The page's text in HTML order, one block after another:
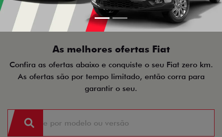
As melhores ofertas Fiat
Confira as ofertas abaixo e conquiste o seu Fiat zero km.
As ofertas são por tempo limitado, então corra para
garantir o seu.